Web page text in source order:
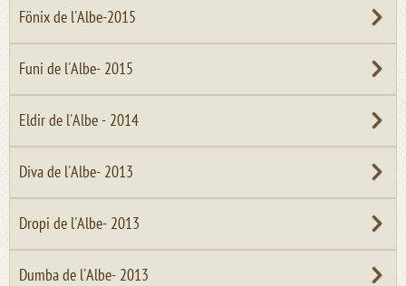
Fönix de l'Albe-2015
Funi de l'Albe- 2015
Eldir de l'Albe - 2014
Diva de l'Albe- 2013
Dropi de l'Albe- 2013
Dumba de l'Albe- 2013